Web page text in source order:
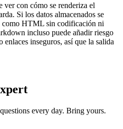
con cómo se renderiza el
Si los datos almacenados se
como HTML sin codificación ni
incluso puede añadir riesgo
inseguros, así que la salida
every day. Bring yours.